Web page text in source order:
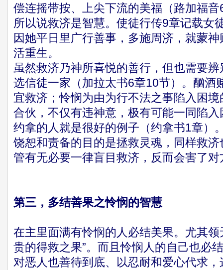
偿连摇带按、上尖下流的美福（路加福
所以说救济是智慧。使徒行传9章记载女
因她平日里广行善事，多施周济，就蒙
活重生。
虽然救济乃神所喜悦的善行，但也需要
选信徒一家（加拉太书6章10节）。酗酒
宜救济；怜悯为由为行不法之事陷入困
合伙，不仅有违神意，极有可能一同陷
约拿的人就是很好的例子（约拿书1章）
饶恕和责备的目的是拯救灵魂，同样救
管有无必要一律盲目救济，反而会害了对
第三，多结善果之怜悯的智慧
在主里面满有怜悯的人必结美果。尤其
贵的得救之果”。而且怜悯人的自己也必
对恶人也善待到底、以忍耐和爱心代求